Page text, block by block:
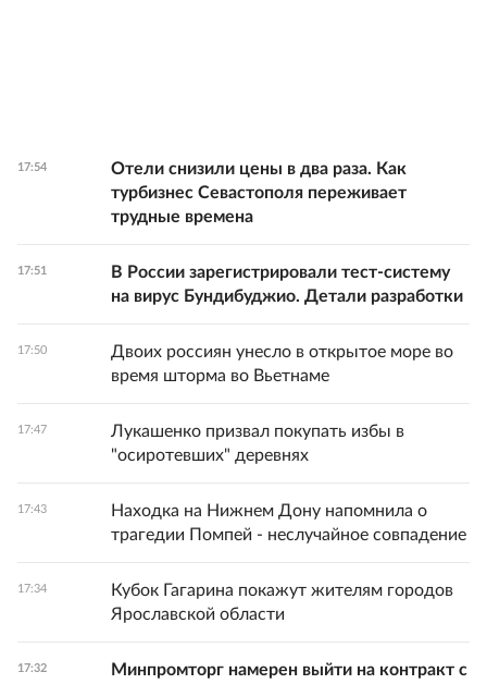
17:54
Отели снизили цены в два раза. Как
турбизнес Севастополя переживает
трудные времена
17:51
В России зарегистрировали тест-систему
на вирус Бундибуджио. Детали разработки
17:50
Двоих россиян унесло в открытое море во
время шторма во Вьетнаме
17:47
Лукашенко призвал покупать избы в
"осиротевших" деревнях
17:43
Находка на Нижнем Дону напомнила о
трагедии Помпей - неслучайное совпадение
17:34
Кубок Гагарина покажут жителям городов
Ярославской области
17:32
Минпромторг намерен выйти на контракт с